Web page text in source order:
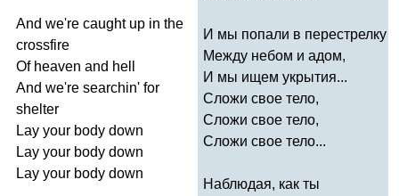
And we're caught up in the
crossfire
Of heaven and hell
And we're searchin' for
shelter
Lay your body down
Lay your body down
Lay your body down
И мы попали в перестрелку
Между небом и адом,
И мы ищем укрытия...
Сложи свое тело,
Сложи свое тело,
Сложи свое тело...
Наблюдая, как ты